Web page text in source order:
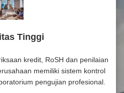
Tinggi
kredit, RoSH dan penilaian
memiliki sistem kontrol
pengujian profesional.